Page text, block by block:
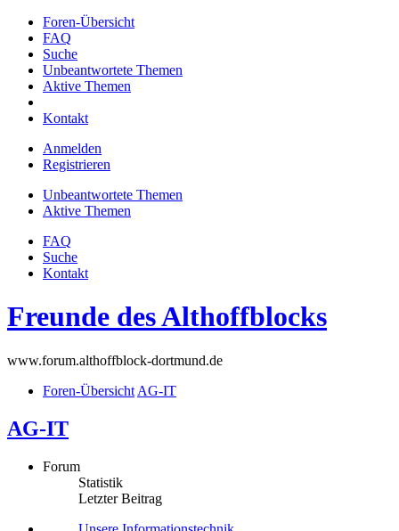
Foren-Übersicht
FAQ
Suche
Unbeantwortete Themen
Aktive Themen
Kontakt
Anmelden
Registrieren
Unbeantwortete Themen
Aktive Themen
FAQ
Suche
Kontakt
Freunde des Althoffblocks
www.forum.althoffblock-dortmund.de
Foren-Übersicht AG-IT
AG-IT
Forum
Statistik
Letzter Beitrag